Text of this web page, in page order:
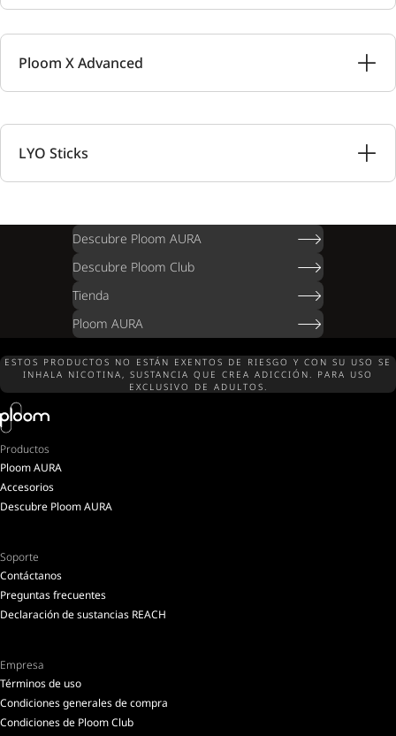
Ploom X Advanced
LYO Sticks
Descubre Ploom AURA
Descubre Ploom Club
Tienda
Ploom AURA
ESTOS PRODUCTOS NO ESTÁN EXENTOS DE RIESGO Y CON SU USO SE
INHALA NICOTINA, SUSTANCIA QUE CREA ADICCIÓN. PARA USO
EXCLUSIVO DE ADULTOS.
Productos
Ploom AURA
Accesorios
Descubre Ploom AURA
Soporte
Contáctanos
Preguntas frecuentes
Declaración de sustancias REACH
Empresa
Términos de uso
Condiciones generales de compra
Condiciones de Ploom Club